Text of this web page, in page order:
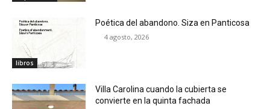
libros
Poética del abandono. Siza en Panticosa
4 agosto, 2026
Villa Carolina cuando la cubierta se
convierte en la quinta fachada